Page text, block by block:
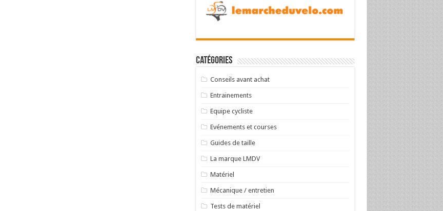
Catégories
Conseils avant achat
Entrainements
Equipe cycliste
Evénements et courses
Guides de taille
La marque LMDV
Matériel
Mécanique / entretien
Tests de matériel